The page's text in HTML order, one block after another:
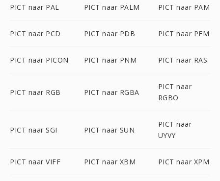
PICT naar PAL PICT naar PALM PICT naar PAM
PICT naar PCD PICT naar PDB PICT naar PFM
PICT naar PICON PICT naar PNM PICT naar RAS
PICT naar RGB PICT naar RGBA
PICT naar
RGBO
PICT naar SGI PICT naar SUN
PICT naar
UYVY
PICT naar VIFF PICT naar XBM PICT naar XPM